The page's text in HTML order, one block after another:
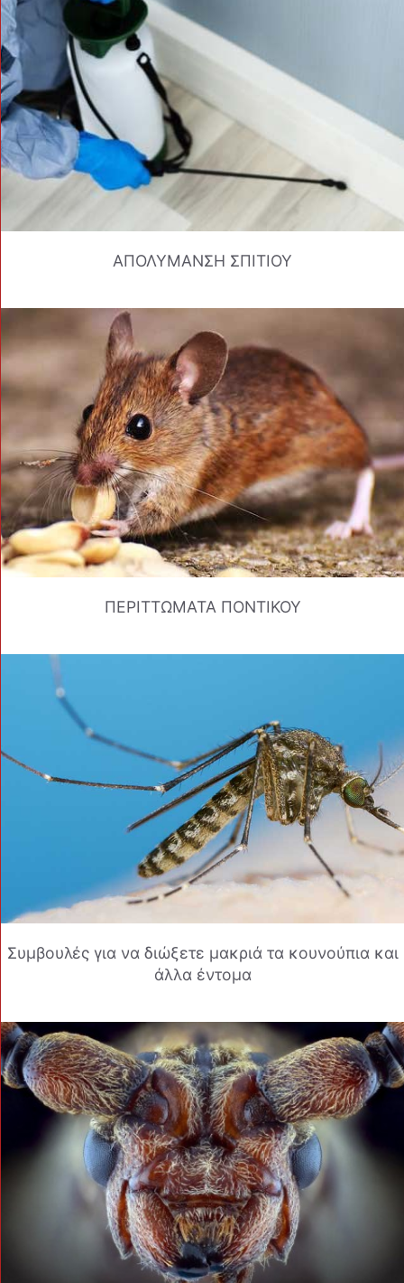
ΑΠΟΛΥΜΑΝΣΗ ΣΠΙΤΙΟΥ
ΠΕΡΙΤΤΩΜΑΤΑ ΠΟΝΤΙΚΟΥ
Συμβουλές για να διώξετε μακριά τα κουνούπια και
άλλα έντομα